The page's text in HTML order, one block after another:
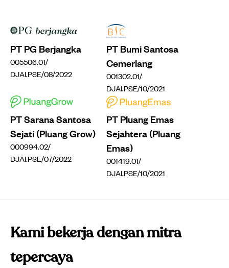
PT PG Berjangka
005506.01/
DJAI.PSE/08/2022
PT Bumi Santosa
Cemerlang
001302.01/
DJAI.PSE/10/2021
PT Sarana Santosa
Sejati (Pluang Grow)
000994.02/
DJAI.PSE/07/2022
PT Pluang Emas
Sejahtera (Pluang
Emas)
001419.01/
DJAI.PSE/10/2021
Kami bekerja dengan mitra
tepercaya